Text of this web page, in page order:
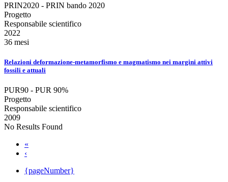
PRIN2020 - PRIN bando 2020
Progetto
Responsabile scientifico
2022
36 mesi
Relazioni deformazione-metamorfismo e magmatismo nei margini attivi
fossili e attuali
PUR90 - PUR 90%
Progetto
Responsabile scientifico
2009
No Results Found
«
‹
{pageNumber}